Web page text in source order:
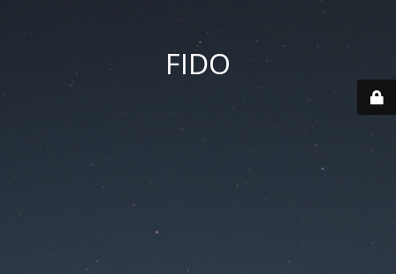
FIDO